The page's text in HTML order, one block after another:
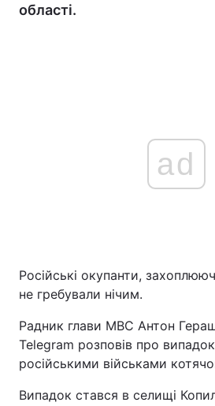
області.
ad
Російські окупанти,
не гребували нічим.
Радник глави МВС Антон
Telegram розповів про
російськими військами
Випадок стався в селищі